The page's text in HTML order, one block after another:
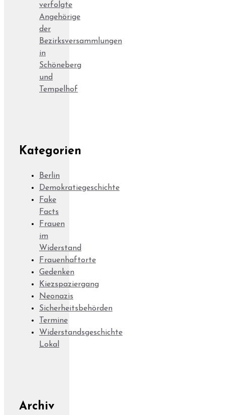
verfolgte
Angehörige
der
Bezirksversammlungen
in
Schöneberg
und
Tempelhof
Kategorien
Berlin
Demokratiegeschichte
Fake
Facts
Frauen
im
Widerstand
Frauenhaftorte
Gedenken
Kiezspaziergang
Neonazis
Sicherheitsbehörden
Termine
Widerstandsgeschichte
Lokal
Archiv